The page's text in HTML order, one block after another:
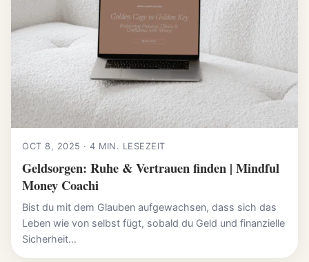
OCT 8, 2025 · 4 MIN. LESEZEIT
Geldsorgen: Ruhe & Vertrauen finden | Mindful
Money Coachi
Bist du mit dem Glauben aufgewachsen, dass sich das
Leben wie von selbst fügt, sobald du Geld und finanzielle
Sicherheit...